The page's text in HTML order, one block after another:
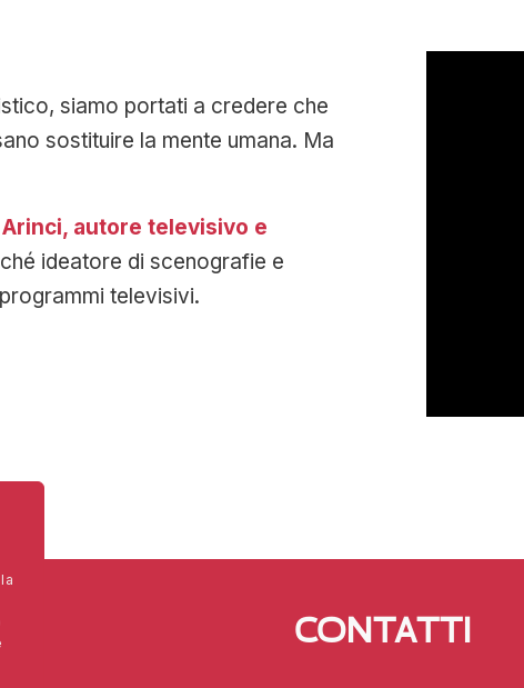
siamo portati a credere che
sostituire la mente umana. Ma
autore televisivo e
ideatore di scenografie e
televisivi.
CONTATTI